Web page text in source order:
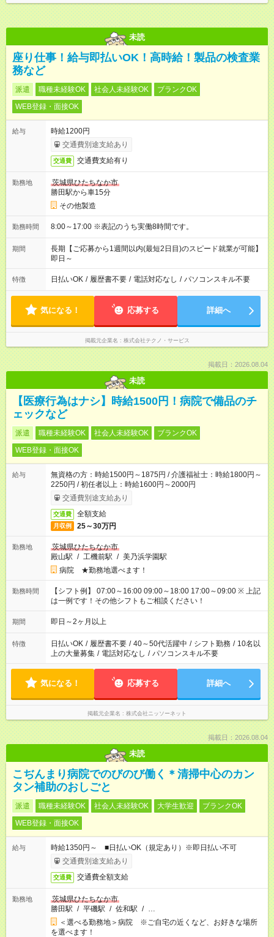
未読
座り仕事！給与即払いOK！高時給！製品の検査業
務など
派遣 職種未経験OK 社会人未経験OK
ブランクOK
WEB登録・面接OK
給与
時給1200円
交通費別途支給あり
交通費 交通費支給有り
勤務地
茨城県ひたちなか市
勝田駅から車15分
その他製造
勤務時間 8:00～17:00 ※表記のうち実働8時間です。
期間
長期【ご応募から1週間以内(最短2日目)のスピード就業が可能】
即日～
特徴 日払いOK / 履歴書不要 / 電話対応なし / パソコンスキル不要
気になる！ 応募する 詳細へ
掲載元企業名 株式会社テクノ・サービス
掲載日：2026.08.04
未読
【医療行為はナシ】時給1500円！病院で備品のチ
ェックなど
派遣 職種未経験OK 社会人未経験OK
ブランクOK
WEB登録・面接OK
給与
無資格の方：時給1500円～1875円 / 介護福祉士：時給1800円～
2250円 / 初任者以上：時給1600円～2000円
交通費別途支給あり
交通費 全額支給
月収例 25～30万円
勤務地
茨城県ひたちなか市
殿山駅 / 工機前駅 / 美乃浜学園駅
病院 ★勤務地選べます！
勤務時間
【シフト例】 07:00～16:00 09:00～18:00 17:00～09:00 ※ 上記
は一例です！その他シフトもご相談ください！
期間 即日～2ヶ月以上
特徴 日払いOK / 履歴書不要 / 40～50代活躍中 / シフト勤務 / 10名以
上の大量募集 / 電話対応なし / パソコンスキル不要
気になる！ 応募する 詳細へ
掲載元企業名 株式会社ニッソーネット
掲載日：2026.08.04
未読
こぢんまり病院でのびのび働く＊清掃中心のカン
タン補助のおしごと
派遣 職種未経験OK 社会人未経験OK 大学生歓迎
ブランクOK
WEB登録・面接OK
給与
時給1350円～ ■日払いOK（規定あり）※即日払い不可
交通費別途支給あり
交通費 交通費全額支給
勤務地
茨城県ひたちなか市
勝田駅 / 平磯駅 / 佐和駅 / …
＜選べる勤務地＞病院 ※ご自宅の近くなど、お好きな場所
を選べます！